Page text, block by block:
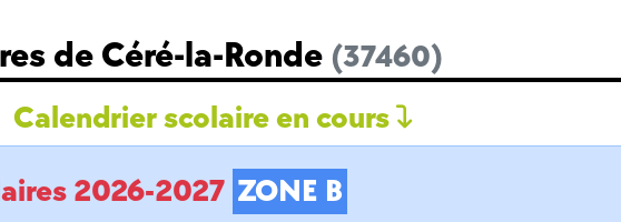
de Céré-la-Ronde (37460)
Calendrier scolaire en cours
2026-2027 ZONE B